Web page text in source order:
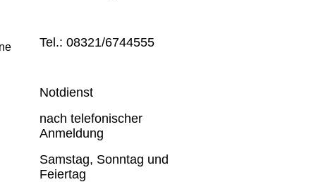
Tel.: 08321/6744555
Notdienst
nach telefonischer
Anmeldung
Samstag, Sonntag und
Feiertag